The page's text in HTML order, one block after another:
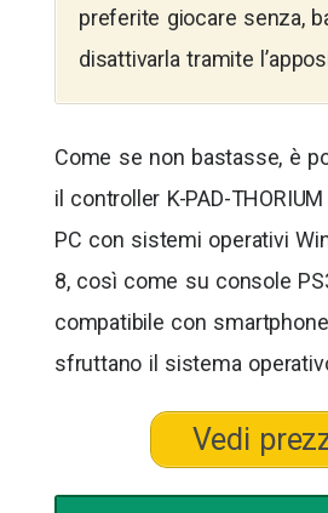
preferite giocare senza,
disattivarla tramite
Come se non bastasse, è
il controller K-PAD-
PC con sistemi operativi
8, così come su console
compatibile con
sfruttano il sistema
Vedi